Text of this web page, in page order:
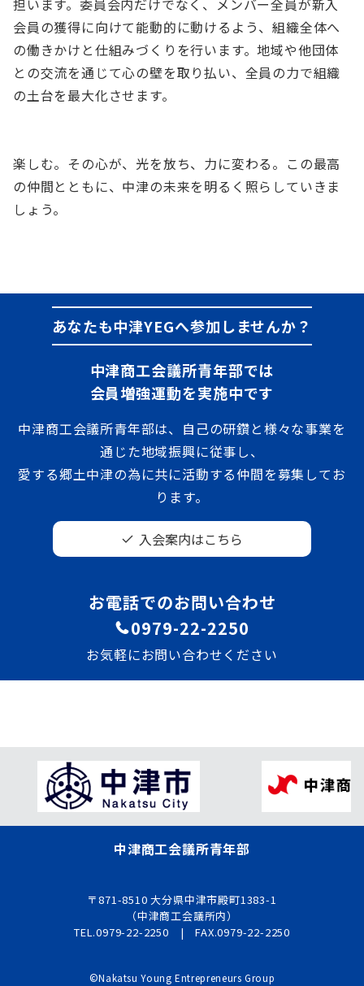
担います。委員会内だけでなく、メンバー全員が新入
会員の獲得に向けて能動的に動けるよう、組織全体へ
の働きかけと仕組みづくりを行います。地域や他団体
との交流を通じて心の壁を取り払い、全員の力で組織
の土台を最大化させます。
楽しむ。その心が、光を放ち、力に変わる。この最高
の仲間とともに、中津の未来を明るく照らしていきま
しょう。
あなたも中津YEGへ参加しませんか？
中津商工会議所青年部では
会員増強運動を実施中です
中津商工会議所青年部は、自己の研鑽と様々な事業を
通じた地域振興に従事し、
愛する郷土中津の為に共に活動する仲間を募集してお
ります。
入会案内はこちら
お電話でのお問い合わせ
0979-22-2250
お気軽にお問い合わせください
中津商工会議所青年部
〒871-8510 大分県中津市殿町1383-1
（中津商工会議所内）
TEL.0979-22-2250 | FAX.0979-22-2250
©Nakatsu Young Entrepreneurs Group